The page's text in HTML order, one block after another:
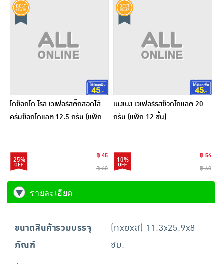
โกช็อกโก โรล เวเฟอร์สติ๊กสอดไส้
ครีมช็อกโกแลต 12.5 กรัม (แพ็ก
25%
฿ 45
฿ 60
เบงเบง เวเฟอร์รสช็อกโกแลต 20
กรัม (แพ็ก 12 ชิ้น)
10%
฿ 54
฿ 60
รายละเอียด
ขนาดสินค้ารวมบรรจุ
ภัณฑ์
(กxยxส) 11.3x25.9x8
ซม.